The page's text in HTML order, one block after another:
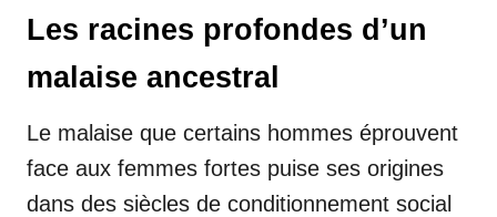
Les racines profondes d’un
malaise ancestral
Le malaise que certains hommes éprouvent
face aux femmes fortes puise ses origines
dans des siècles de conditionnement social